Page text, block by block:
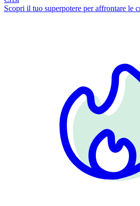
Scopri il tuo superpotere per affrontare le